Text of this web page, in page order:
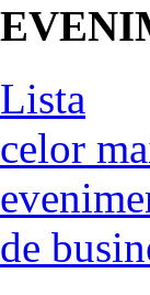
Lista
celor
de